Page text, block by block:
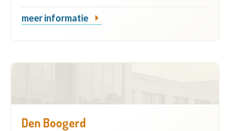
meer informatie
Den Boogerd